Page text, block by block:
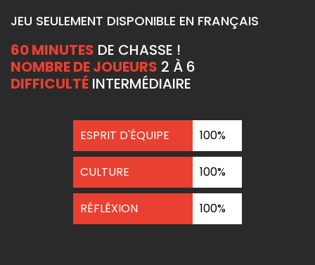
JEU SEULEMENT DISPONIBLE EN FRANÇAIS
60 MINUTES DE CHASSE !
NOMBRE DE JOUEURS 2 À 6
DIFFICULTÉ INTERMÉDIAIRE
ESPRIT D'ÉQUIPE 100%
CULTURE 100%
RÉFLÉXION 100%